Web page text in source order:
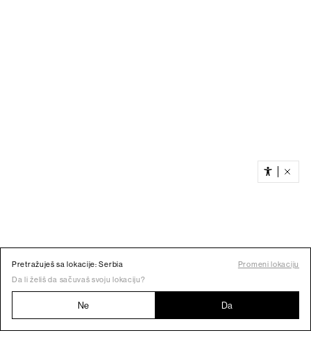
Pretražuješ sa lokacije: Serbia
Promeni lokaciju
Da li želiš da sačuvaš svoju lokaciju?
Ne Da